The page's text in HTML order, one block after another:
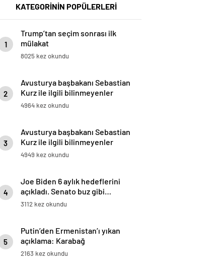
KATEGORİNİN POPÜLERLERİ
1
Trump’tan seçim sonrası ilk
mülakat
8025 kez okundu
2
Avusturya başbakanı Sebastian
Kurz ile ilgili bilinmeyenler
4964 kez okundu
3
Avusturya başbakanı Sebastian
Kurz ile ilgili bilinmeyenler
4949 kez okundu
4
Joe Biden 6 aylık hedeflerini
açıkladı. Senato buz gibi…
3112 kez okundu
5
Putin’den Ermenistan’ı yıkan
açıklama: Karabağ
Azerbaycan’ın ayrılmaz bir
2163 kez okundu